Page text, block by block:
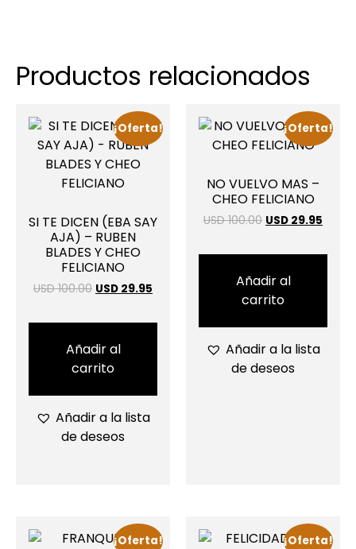
Productos relacionados
¡Oferta!
SI TE DICEN (EBA SAY
AJA) – RUBEN
BLADES Y CHEO
FELICIANO
USD 100.00 USD 29.95
Añadir al
carrito
Añadir a la lista
de deseos
¡Oferta!
NO VUELVO MAS –
CHEO FELICIANO
USD 100.00 USD 29.95
Añadir al
carrito
Añadir a la lista
de deseos
¡Oferta! ¡Oferta!